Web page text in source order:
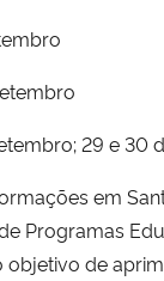
29 e 30
em
Programas
objetivo de